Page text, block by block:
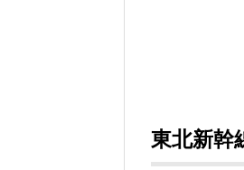
東北新幹